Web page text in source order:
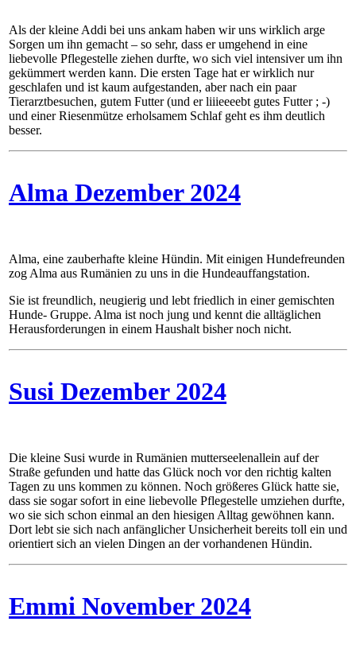
Als der kleine Addi bei uns ankam haben wir uns wirklich arge
Sorgen um ihn gemacht – so sehr, dass er umgehend in eine
liebevolle Pflegestelle ziehen durfte, wo sich viel intensiver um ihn
gekümmert werden kann. Die ersten Tage hat er wirklich nur
geschlafen und ist kaum aufgestanden, aber nach ein paar
Tierarztbesuchen, gutem Futter (und er liiieeeebt gutes Futter ; -)
und einer Riesenmütze erholsamem Schlaf geht es ihm deutlich
besser.
Alma Dezember 2024
Alma, eine zauberhafte kleine Hündin. Mit einigen Hundefreunden
zog Alma aus Rumänien zu uns in die Hundeauffangstation.
Sie ist freundlich, neugierig und lebt friedlich in einer gemischten
Hunde- Gruppe. Alma ist noch jung und kennt die alltäglichen
Herausforderungen in einem Haushalt bisher noch nicht.
Susi Dezember 2024
Die kleine Susi wurde in Rumänien mutterseelenallein auf der
Straße gefunden und hatte das Glück noch vor den richtig kalten
Tagen zu uns kommen zu können. Noch größeres Glück hatte sie,
dass sie sogar sofort in eine liebevolle Pflegestelle umziehen durfte,
wo sie sich schon einmal an den hiesigen Alltag gewöhnen kann.
Dort lebt sie sich nach anfänglicher Unsicherheit bereits toll ein und
orientiert sich an vielen Dingen an der vorhandenen Hündin.
Emmi November 2024